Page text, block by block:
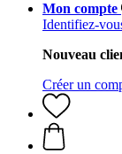
Mon compte
Identifiez-
Nouveau
Créer un